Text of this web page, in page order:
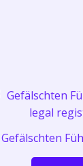
Gefälschten